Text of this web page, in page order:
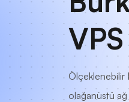
Ölçeklenebilir
olağanüstü